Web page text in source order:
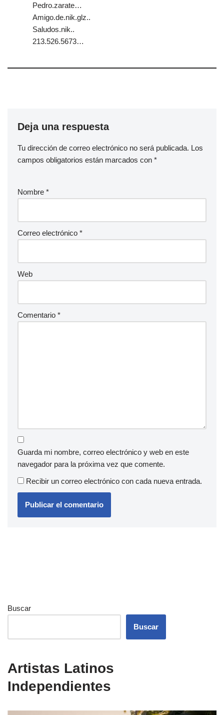
Pedro.zarate…
Amigo.de.nik.glz..
Saludos.nik..
213.526.5673…
Deja una respuesta
Tu dirección de correo electrónico no será publicada. Los
campos obligatorios están marcados con *
Nombre *
Correo electrónico *
Web
Comentario *
Guarda mi nombre, correo electrónico y web en este
navegador para la próxima vez que comente.
Recibir un correo electrónico con cada nueva entrada.
Buscar
Buscar
Artistas Latinos
Independientes